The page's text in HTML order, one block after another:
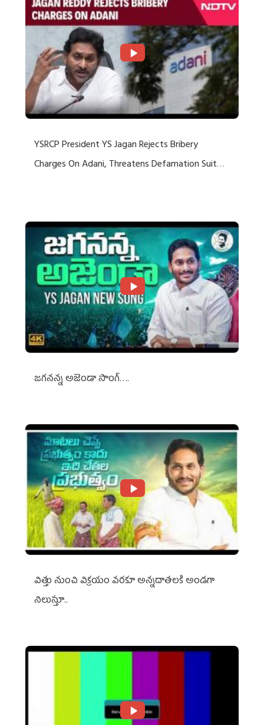
YSRCP President YS Jagan Rejects Bribery
Charges On Adani, Threatens Defamation Suit
జగనన్న అజెండా సాంగ్….
విత్తు నుంచి విక్రయం వరకూ అన్నదాతలకి అండగా
నిలుస్తూ..